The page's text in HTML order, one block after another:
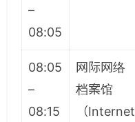
–
08:05
08:05
–
08:15
网际网络
档案馆
（Internet